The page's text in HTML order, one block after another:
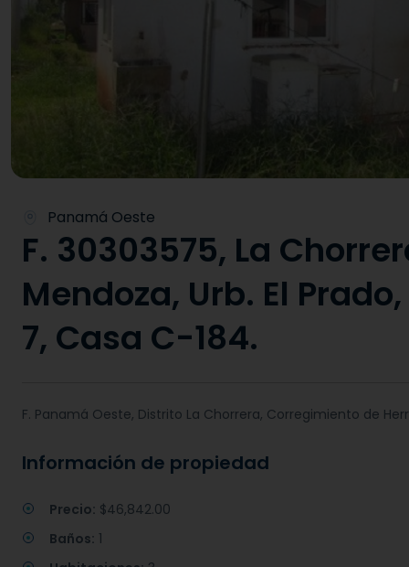
Panamá Oeste
F. 30303575, La
Mendoza, Urb. El
7, Casa C-184.
F. Panamá Oeste, Distrito La Chorrera, Corregimiento de
Información de propiedad
Precio: $46,842.00
Baños: 1